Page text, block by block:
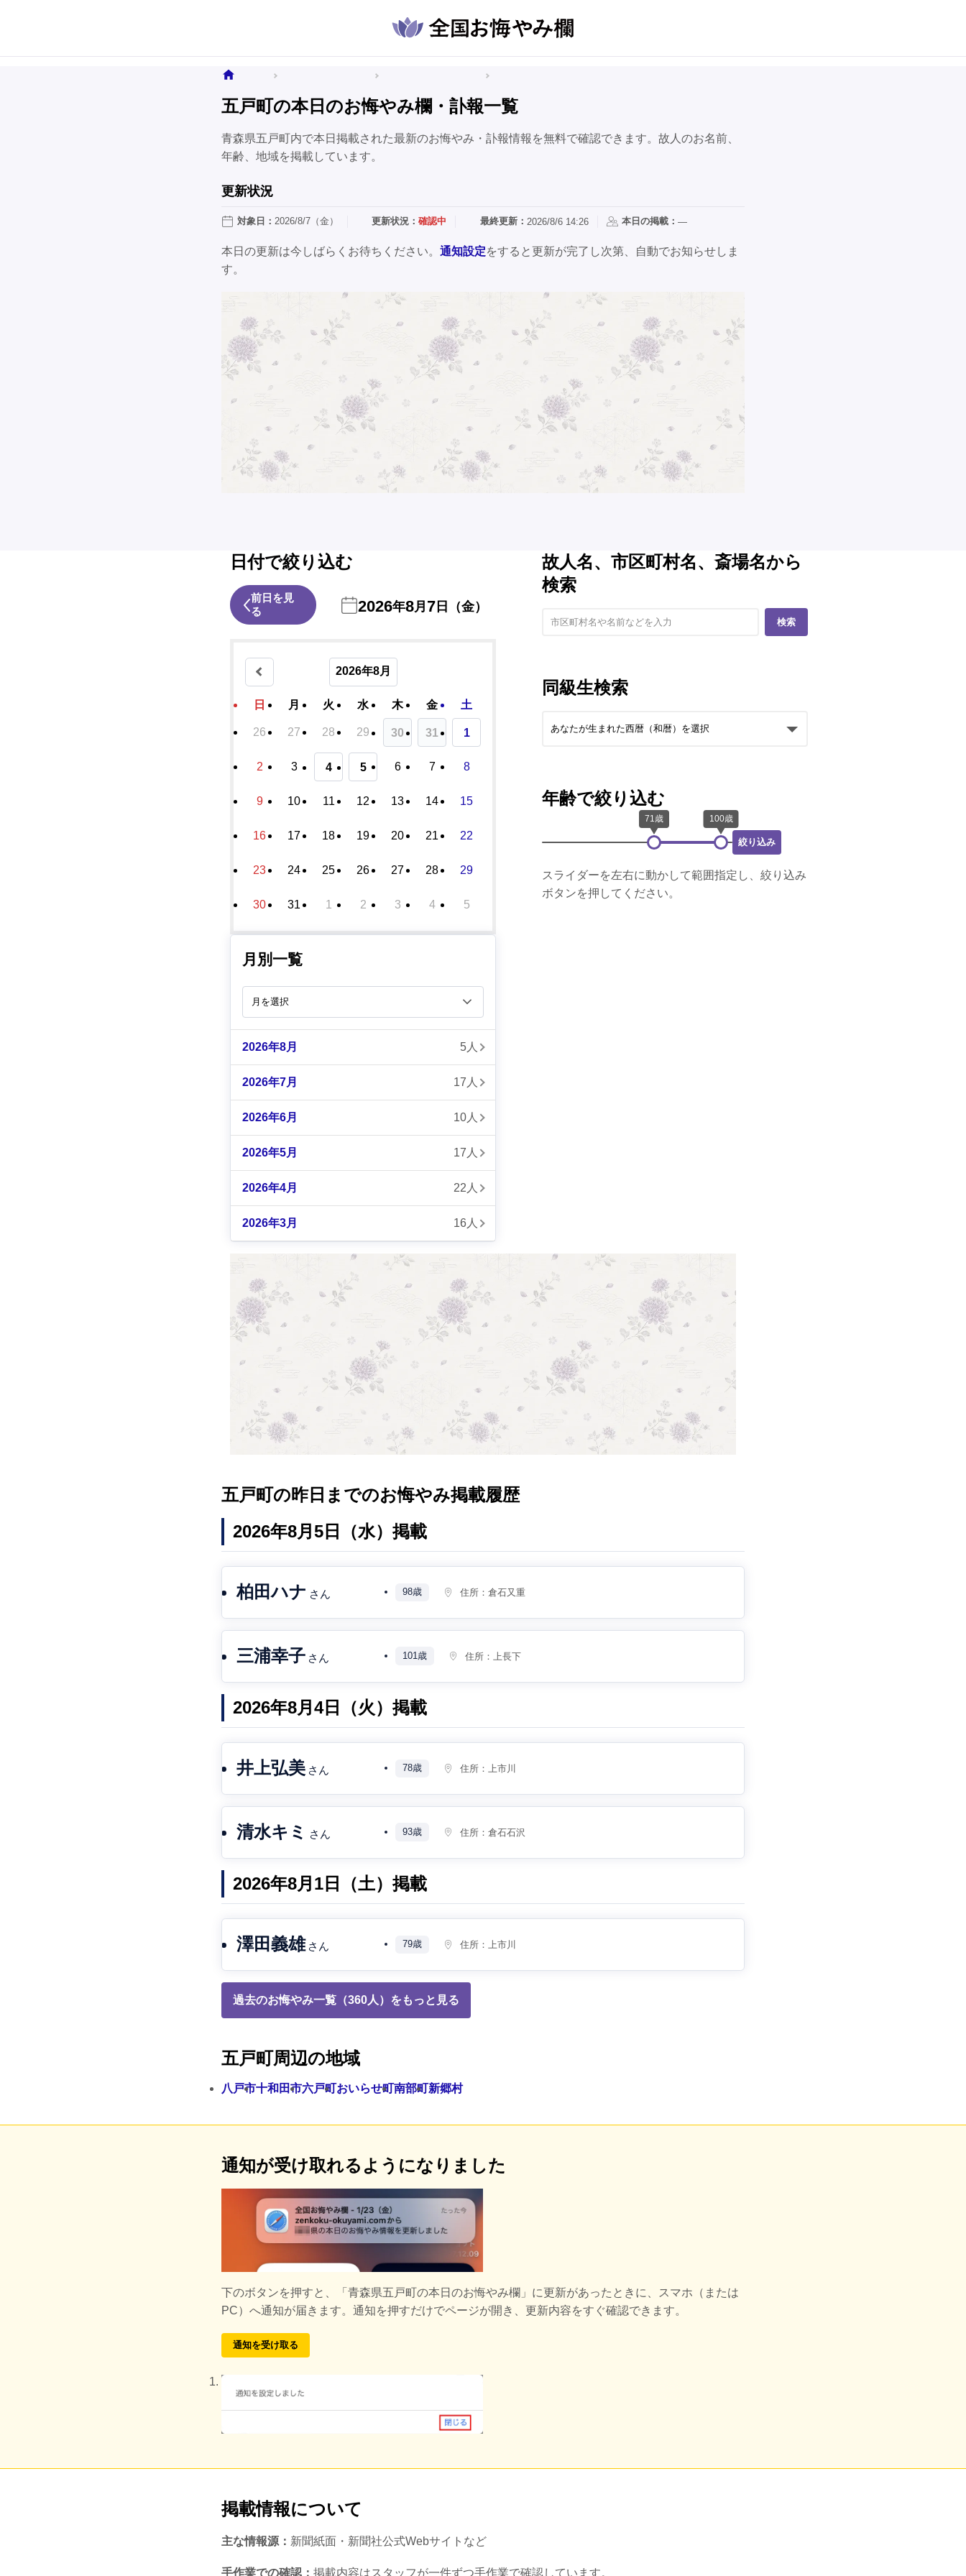
五戸町の本日のお悔やみ欄・訃報一覧
青森県五戸町内で本日掲載された最新のお悔やみ・訃報情報を無料で確認できます。故人のお名前、
年齢、地域を掲載しています。
更新状況
対象日： 2026/8/7（金） 更新状況：確認中 最終更新： 2026/8/6 14:26 本日の掲載：—
本日の更新は今しばらくお待ちください。 通知設定をすると更新が完了し次第、自動でお知らせしま
す。
日付で絞り込む
前日を見
る
2026年8月 7 日（金）
2026年8月
日 月 火 水 木 金 土
26 27 28 29 30 31 1
2 3 4 5 6 7 8
9 10 11 12 13 14 15
16 17 18 19 20 21 22
23 24 25 26 27 28 29
30 31 1 2 3 4 5
月別一覧
2026年8月 5人
2026年7月 17人
2026年6月 10人
2026年5月 17人
2026年4月 22人
2026年3月 16人
故人名、市区町村名、斎場名から
検索
検索
同級生検索
年齢で絞り込む
絞り込み
スライダーを左右に動かして範囲指定し、絞り込み
ボタンを押してください。
五戸町の昨日までのお悔やみ掲載履歴
2026年8月5日（水）掲載
柏田ハナ さん 98歳 住所：倉石又重
三浦幸子 さん 101歳 住所： 上長下
2026年8月4日（火）掲載
井上弘美 さん 78歳 住所： 上市川
清水キミ さん 93歳 住所：倉石石沢
2026年8月1日（土）掲載
澤田義雄 さん 79歳 住所： 上市川
過去のお悔やみ一覧（360人）をもっと見る
五戸町周辺の地域
八戸市十和田市六戸町おいらせ町南部町新郷村
通知が受け取れるようになりました
下のボタンを押すと、
「青森県五戸町の本日のお悔やみ欄」に更新があったときに、スマホ（または
PC）へ通知が届きます。通知を押すだけでページが開き、更新内容をすぐ確認できます。
通知を受け取る
掲載情報について
主な情報源： 新聞紙面・新聞社公式Webサイトなど
手作業での確認： 掲載内容はスタッフが一件ずつ手作業で確認しています。